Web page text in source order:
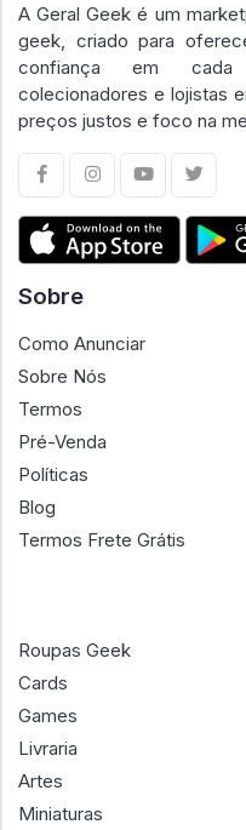
A Geral Geek é um
geek, criado para
confiança em cada
colecionadores e lojistas
preços justos e foco na
Sobre
Como Anunciar
Sobre Nós
Termos
Pré-Venda
Políticas
Blog
Termos Frete Grátis
Roupas Geek
Cards
Games
Livraria
Artes
Miniaturas